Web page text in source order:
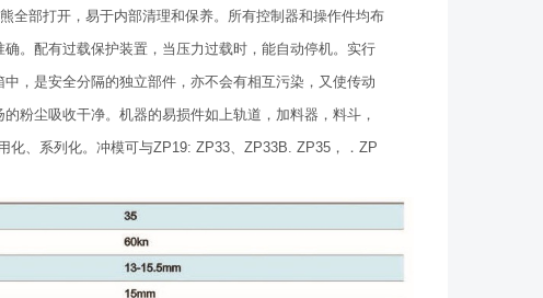
全部打开，易于内部清理和保养。所有控制器和操作件均布
。配有过载保护装置，当压力过载时，能自动停机。实行
，是安全分隔的独立部件，亦不会有相互污染，又使传动
粉尘吸收干净。机器的易损件如上轨道，加料器，料斗，
化、系列化。冲模可与ZP19: ZP33、ZP33B. ZP35，．ZP